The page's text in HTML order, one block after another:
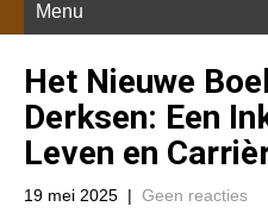
Menu
Het Nieuwe
Derksen: Een
Leven en
19 mei 2025 | Geen reacties